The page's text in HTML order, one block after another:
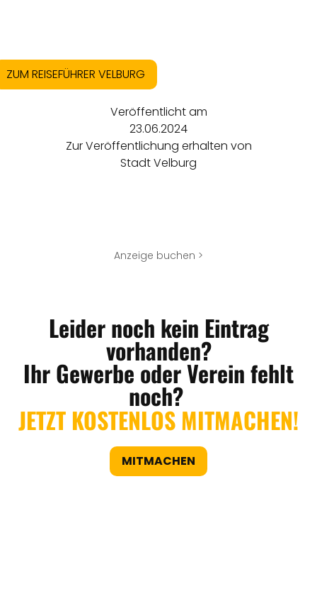
ZUM REISEFÜHRER VELBURG
Veröffentlicht am
23.06.2024
Zur Veröffentlichung erhalten von
Stadt Velburg
Anzeige buchen >
Leider noch kein Eintrag
vorhanden?
Ihr Gewerbe oder Verein fehlt
noch?
JETZT KOSTENLOS MITMACHEN!
MITMACHEN